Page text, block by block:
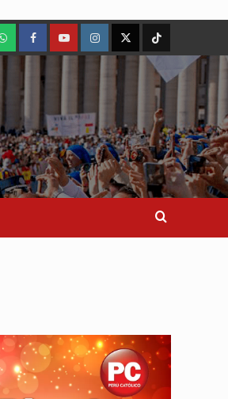
WhatsAppFacebookYoutubeInstagram
X TikTok